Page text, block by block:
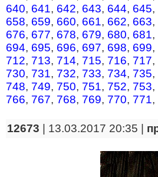
640, 641, 642, 643, 644, 645,
658, 659, 660, 661, 662, 663,
676, 677, 678, 679, 680, 681,
694, 695, 696, 697, 698, 699,
712, 713, 714, 715, 716, 717,
730, 731, 732, 733, 734, 735,
748, 749, 750, 751, 752, 753,
766, 767, 768, 769, 770, 771,
12673 | 13.03.2017 20:35 |